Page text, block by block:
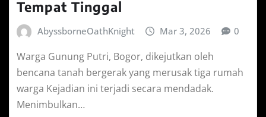
Tempat Tinggal
AbyssborneOathKnight Mar 3, 2026 0
Warga Gunung Putri, Bogor, dikejutkan oleh
bencana tanah bergerak yang merusak tiga rumah
warga Kejadian ini terjadi secara mendadak.
Menimbulkan…